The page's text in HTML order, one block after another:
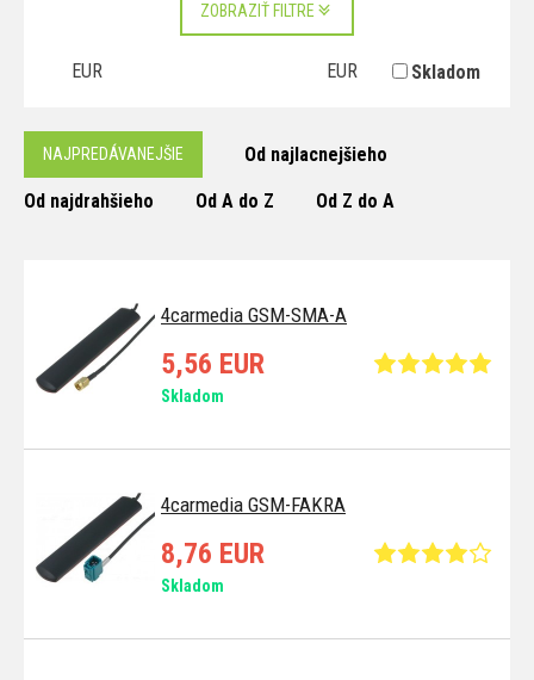
ZOBRAZIŤ FILTRE
EUR EUR Skladom
NAJPREDÁVANEJŠIE Od najlacnejšieho
Od najdrahšieho Od A do Z Od Z do A
4carmedia GSM-SMA-A
5,56 EUR
Skladom
4carmedia GSM-FAKRA
8,76 EUR
Skladom